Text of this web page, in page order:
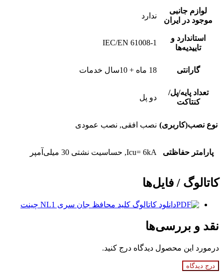
لوازم جانبی
موجود در ایران
ندارد
استاندارد و
تاییدیه‌ها
IEC/EN 61008-1
گارانتی 18 ماه + 10سال خدمات
تعداد پایه/پل/
کنتاکت
دو پل
نوع نصب(کاربری) نصب افقی, نصب عمودی
پارامتر حفاظتی Icu= 6kA, حساسیت نشتی 30 میلی‌آمپر
کاتالوگ / فایل‌ها
دانلود کاتالوگ کلید محافظ جان سری NL1 چینت
نقد و بررسی‌ها
درمورد این محصول دیدگاه درج کنید.
درج دیدگاه